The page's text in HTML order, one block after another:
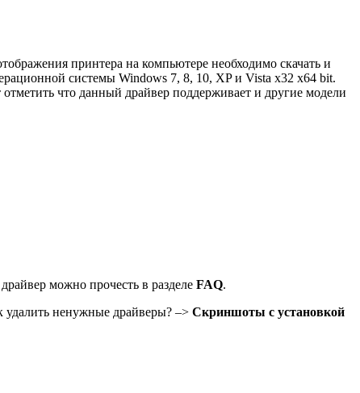
принтера на компьютере необходимо скачать и
системы Windows 7, 8, 10, XP и Vista x32 x64 bit.
что данный драйвер поддерживает и другие модели
можно прочесть в разделе FAQ.
удалить ненужные драйверы? –> Скриншоты с установкой